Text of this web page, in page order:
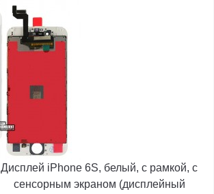
Дисплей iPhone 6S, белый, с рамкой, с
сенсорным экраном (дисплейный